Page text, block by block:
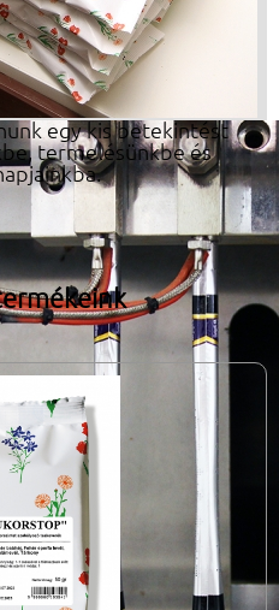
egy kis betekintést
termelésünkbe és